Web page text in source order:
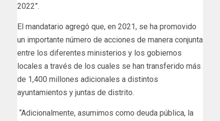
2022”.
El mandatario agregó que, en 2021, se ha promovido
un importante número de acciones de manera conjunta
entre los diferentes ministerios y los gobiernos
locales a través de los cuales se han transferido más
de 1,400 millones adicionales a distintos
ayuntamientos y juntas de distrito.
“Adicionalmente, asumimos como deuda pública, la